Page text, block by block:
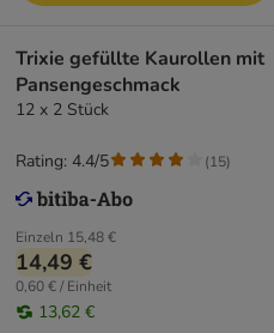
Trixie gefüllte Kaurollen mit
Pansengeschmack
12 x 2 Stück
Einzeln 15,48 €
14,49 €
0,60 € / Einheit
13,62 €
Rating: 4.4/5 (15)